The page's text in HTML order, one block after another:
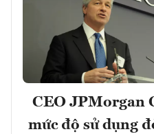
CEO JPMorgan
mức độ sử dụng